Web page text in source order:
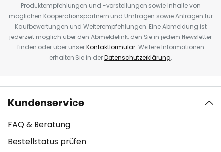
Produktempfehlungen und -vorstellungen sowie Inhalte von
möglichen Kooperationspartnern und Umfragen sowie Anfragen für
Kaufbewertungen und Weiterempfehlungen. Eine Abmeldung ist
jederzeit möglich über den Abmeldelink, den Sie in jedem Newsletter
finden oder über unserKontaktformular. Weitere Informationen
erhalten Sie in derDatenschutzerklärung.
Kundenservice
FAQ & Beratung
Bestellstatus prüfen